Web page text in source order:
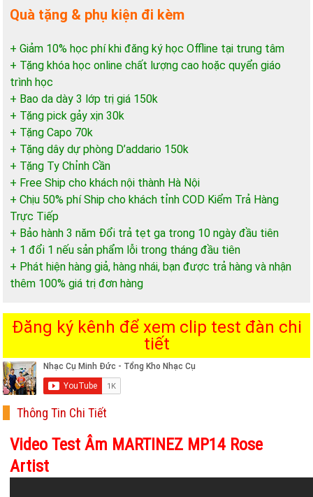
Quà tặng & phụ kiện đi kèm
+ Giảm 10% học phí khi đăng ký học Offline tại trung tâm
+ Tặng khóa học online chất lượng cao hoặc quyển giáo
trình học
+ Bao da dày 3 lớp trị giá 150k
+ Tặng pick gảy xịn 30k
+ Tặng Capo 70k
+ Tặng dây dự phòng D’addario 150k
+ Tặng Ty Chỉnh Cần
+ Free Ship cho khách nội thành Hà Nội
+ Chịu 50% phí Ship cho khách tỉnh COD Kiểm Trả Hàng
Trực Tiếp
+ Bảo hành 3 năm Đổi trả tẹt ga trong 10 ngày đầu tiên
+ 1 đổi 1 nếu sản phẩm lỗi trong tháng đầu tiên
+ Phát hiện hàng giả, hàng nhái, bạn được trả hàng và nhận
thêm 100% giá trị đơn hàng
Đăng ký kênh để xem clip test đàn chi
tiết
Thông Tin Chi Tiết
Video Test Âm MARTINEZ MP14 Rose
Artist